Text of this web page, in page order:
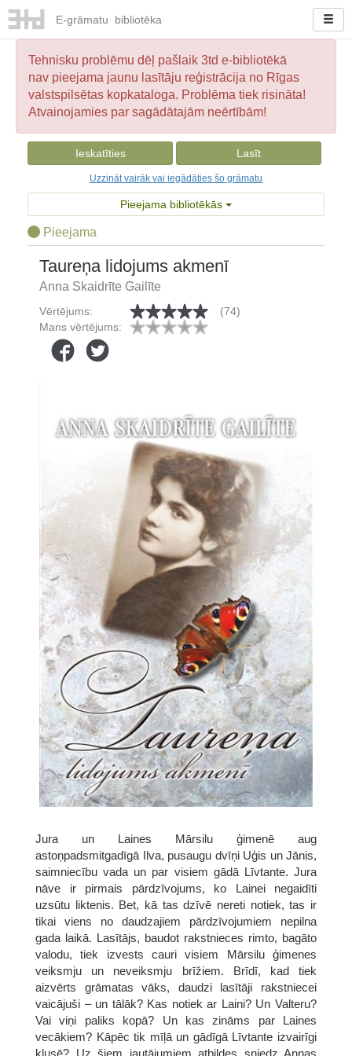
E-grāmatu bibliotēka
Tehnisku problēmu dēļ pašlaik 3td e-bibliotēkā
nav pieejama jaunu lasītāju reģistrācija no Rīgas
valstspilsētas kopkataloga. Problēma tiek risināta!
Atvainojamies par sagādātajām neērtībām!
Ieskatīties Lasīt
Uzzināt vairāk vai iegādāties šo grāmatu
Pieejama bibliotēkās
Pieejama
Taureņa lidojums akmenī
Anna Skaidrīte Gailīte
Vērtējums:
(74)
Mans vērtējums:
Jura un Laines Mārsilu ģimenē aug
astoņpadsmitgadīgā Ilva, pusaugu dvīņi Uģis un Jānis,
saimniecību vada un par visiem gādā Līvtante. Jura
nāve ir pirmais pārdzīvojums, ko Lainei negaidīti
uzsūtu liktenis. Bet, kā tas dzīvē nereti notiek, tas ir
tikai viens no daudzajiem pārdzīvojumiem nepilna
gada laikā. Lasītājs, baudot rakstnieces rimto, bagāto
valodu, tiek izvests cauri visiem Mārsilu ģimenes
veiksmju un neveiksmju brīžiem. Brīdī, kad tiek
aizvērts grāmatas vāks, daudzi lasītāji rakstniecei
vaicājuši – un tālāk? Kas notiek ar Laini? Un Valteru?
Vai viņi paliks kopā? Un kas zināms par Laines
vecākiem? Kāpēc tik mīļā un gādīgā Līvtante izvairīgi